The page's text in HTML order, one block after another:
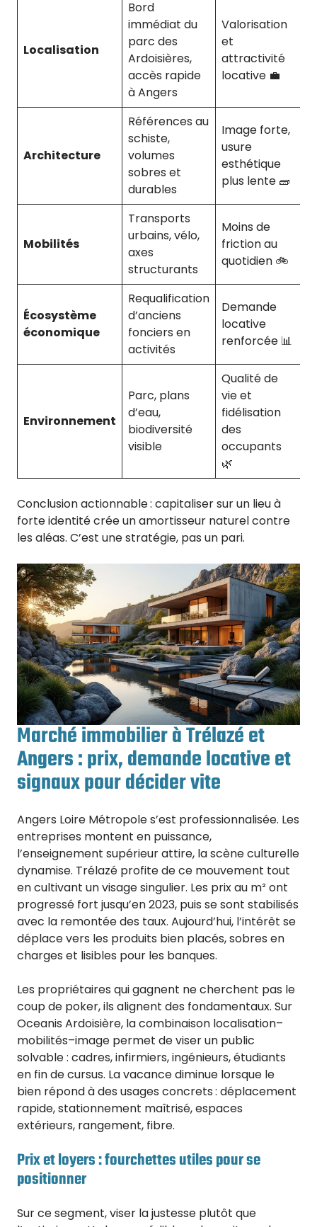
Localisation
Bord
immédiat du
parc des
Ardoisières,
accès rapide
à Angers
Valorisation
et
attractivité
locative 💼
Architecture
Références au
schiste,
volumes
sobres et
durables
Image forte,
usure
esthétique
plus lente 🧱
Mobilités
Transports
urbains, vélo,
axes
structurants
Moins de
friction au
quotidien 🚲
Écosystème
économique
Requalification
d’anciens
fonciers en
activités
Demande
locative
renforcée 📊
Environnement
Parc, plans
d’eau,
biodiversité
visible
Qualité de
vie et
fidélisation
des
occupants
🌿
Conclusion actionnable : capitaliser sur un lieu à
forte identité crée un amortisseur naturel contre
les aléas. C’est une stratégie, pas un pari.
Marché immobilier à Trélazé et
Angers : prix, demande locative et
signaux pour décider vite
Angers Loire Métropole s’est professionnalisée. Les
entreprises montent en puissance,
l’enseignement supérieur attire, la scène culturelle
dynamise. Trélazé profite de ce mouvement tout
en cultivant un visage singulier. Les prix au m² ont
progressé fort jusqu’en 2023, puis se sont stabilisés
avec la remontée des taux. Aujourd’hui, l’intérêt se
déplace vers les produits bien placés, sobres en
charges et lisibles pour les banques.
Les propriétaires qui gagnent ne cherchent pas le
coup de poker, ils alignent des fondamentaux. Sur
Oceanis Ardoisière, la combinaison localisation–
mobilités–image permet de viser un public
solvable : cadres, infirmiers, ingénieurs, étudiants
en fin de cursus. La vacance diminue lorsque le
bien répond à des usages concrets : déplacement
rapide, stationnement maîtrisé, espaces
extérieurs, rangement, fibre.
Prix et loyers : fourchettes utiles pour se
positionner
Sur ce segment, viser la justesse plutôt que